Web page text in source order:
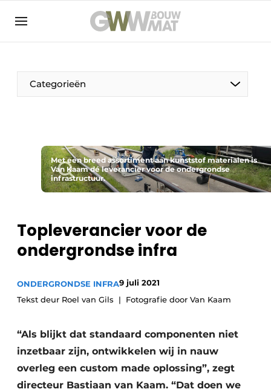
NL EN
Categorieën
De Pen
Vrouw in de bouw
Duurzaamheid & Innovatie
Met een breed assortiment aan kunststof materialen is
Van Kaam dé leverancier voor de ondergrondse
infrastructuur.
Topleverancier voor de
ondergrondse infra
ONDERGRONDSE INFRA9 juli 2021
Tekst deur Roel van Gils
Fotografie door Van Kaam
“Als blijkt dat standaard componenten niet
inzetbaar zijn, ontwikkelen wij in nauw
overleg een custom made oplossing”, zegt
directeur Bastiaan van Kaam. “Dat doen we